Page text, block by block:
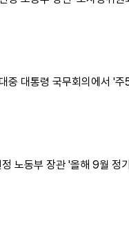
중 대통령 국무회의에서 '주
노동부 장관 '올해 9월 정